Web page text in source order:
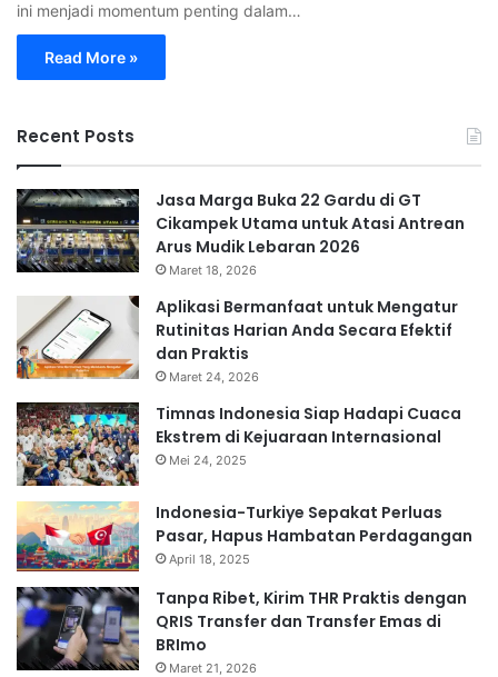
ini menjadi momentum penting dalam…
Read More »
Recent Posts
Jasa Marga Buka 22 Gardu di GT
Cikampek Utama untuk Atasi Antrean
Arus Mudik Lebaran 2026
Maret 18, 2026
Aplikasi Bermanfaat untuk Mengatur
Rutinitas Harian Anda Secara Efektif
dan Praktis
Maret 24, 2026
Timnas Indonesia Siap Hadapi Cuaca
Ekstrem di Kejuaraan Internasional
Mei 24, 2025
Indonesia-Turkiye Sepakat Perluas
Pasar, Hapus Hambatan Perdagangan
April 18, 2025
Tanpa Ribet, Kirim THR Praktis dengan
QRIS Transfer dan Transfer Emas di
BRImo
Maret 21, 2026